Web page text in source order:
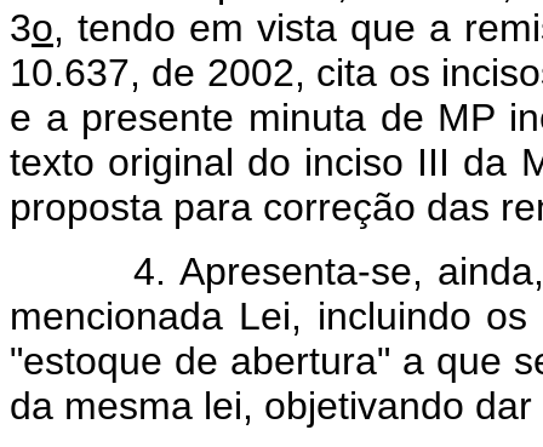
3o, tendo em vista que a
10.637, de 2002, cita os
e a presente minuta de MP
texto original do inciso III da
proposta para correção das
4. Apresenta-se, ainda,
mencionada Lei, incluindo
"estoque de abertura" a que
da mesma lei, objetivando